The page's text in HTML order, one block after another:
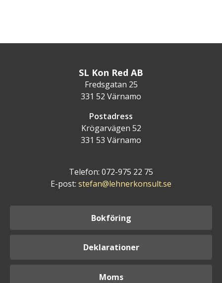
SL Kon Red AB
Fredsgatan 25
331 52 Värnamo
Postadress
Krögarvägen 52
331 53 Värnamo
Telefon: 072-975 22 75
E-post: stefan@lehnerkonsult.se
Bokföring
Deklarationer
Moms